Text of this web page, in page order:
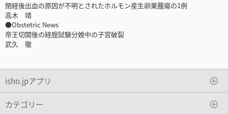
閉経後出血の原因が不明とされたホルモン産生卵巣腫瘍の1例
高木 靖
●Obstetric News
帝王切開後の経腟試験分娩中の子宮破裂
武久 徹
isho.jpアプリ
カテゴリー